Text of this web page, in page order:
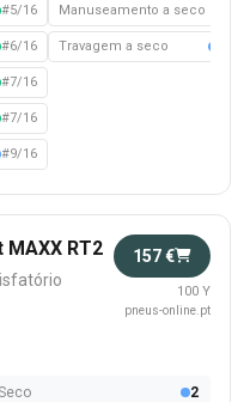
#5/16
#6/16
#7/16
#7/16
#9/16
Manuseamento a seco
Travagem a seco
MAXX RT2 157 €
100 Y
pneus-online.pt
2